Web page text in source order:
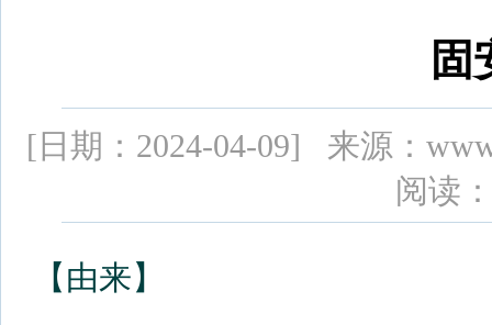
固
[日期：2024-04-09] 来源：
阅读
【由来】